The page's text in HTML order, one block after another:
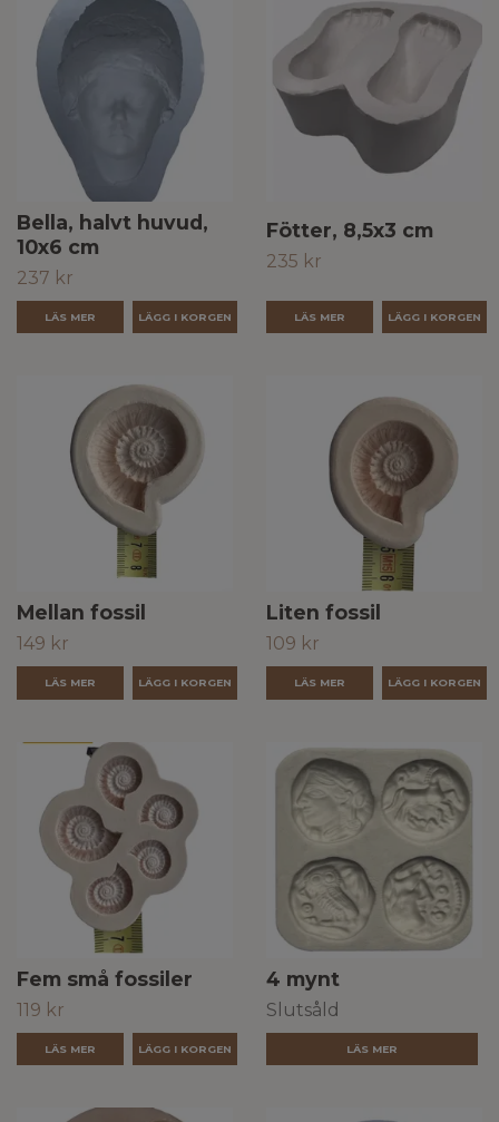
Bella, halvt huvud,
10x6 cm
237 kr
LÄS MER
Fötter, 8,5x3 cm
235 kr
LÄS MER
Mellan fossil
149 kr
LÄS MER
Liten fossil
109 kr
LÄS MER
Fem små fossiler
119 kr
LÄS MER
4 mynt
Slutsåld
LÄS MER